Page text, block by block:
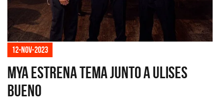
12-nov-2023
MYA estrena tema junto a Ulises
Bueno